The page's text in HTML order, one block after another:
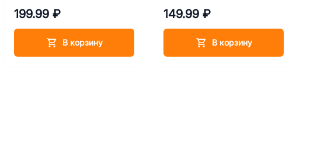
199.99 ₽
В корзину
149.99 ₽
В корзину